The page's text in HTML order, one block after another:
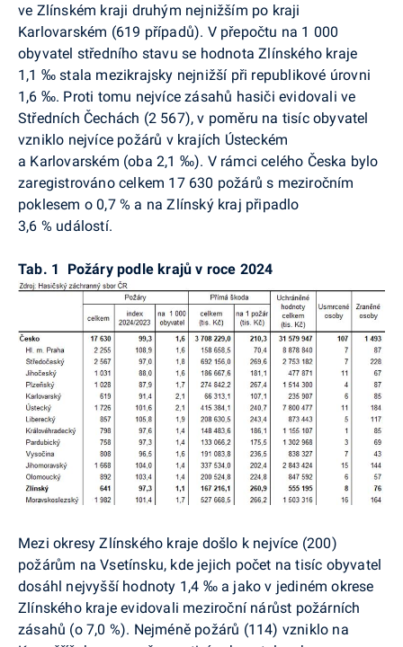
ve Zlínském kraji druhým nejnižším po kraji
Karlovarském (619 případů). V přepočtu na 1 000
obyvatel středního stavu se hodnota Zlínského kraje
1,1 ‰ stala mezikrajsky nejnižší při republikové úrovni
1,6 ‰. Proti tomu nejvíce zásahů hasiči evidovali ve
Středních Čechách (2 567), v poměru na tisíc obyvatel
vzniklo nejvíce požárů v krajích Ústeckém
a Karlovarském (oba 2,1 ‰). V rámci celého Česka bylo
zaregistrováno celkem 17 630 požárů s meziročním
poklesem o 0,7 % a na Zlínský kraj připadlo
3,6 % událostí.
Tab. 1 Požáry podle krajů v roce 2024
Mezi okresy Zlínského kraje došlo k nejvíce (200)
požárům na Vsetínsku, kde jejich počet na tisíc obyvatel
dosáhl nejvyšší hodnoty 1,4 ‰ a jako v jediném okrese
Zlínského kraje evidovali meziroční nárůst požárních
zásahů (o 7,0 %). Nejméně požárů (114) vzniklo na